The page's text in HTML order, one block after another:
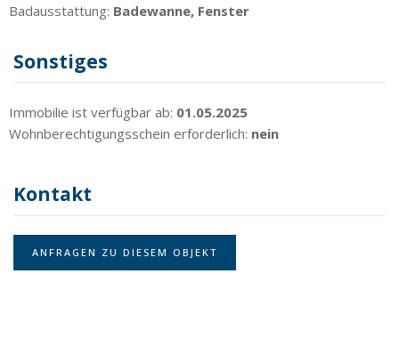
Badausstattung: Badewanne, Fenster
Sonstiges
Immobilie ist verfügbar ab: 01.05.2025
Wohnberechtigungsschein erforderlich: nein
Kontakt
ANFRAGEN ZU DIESEM OBJEKT